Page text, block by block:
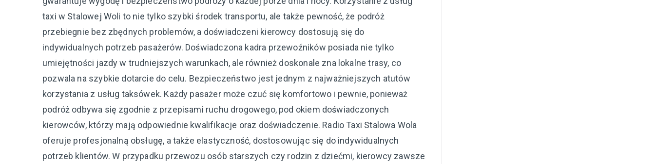
taxi w Stalowej Woli to nie tylko szybki środek transportu, ale także pewność, że podróż
przebiegnie bez zbędnych problemów, a doświadczeni kierowcy dostosują się do
indywidualnych potrzeb pasażerów. Doświadczona kadra przewoźników posiada nie tylko
umiejętności jazdy w trudniejszych warunkach, ale również doskonale zna lokalne trasy, co
pozwala na szybkie dotarcie do celu. Bezpieczeństwo jest jednym z najważniejszych atutów
korzystania z usług taksówek. Każdy pasażer może czuć się komfortowo i pewnie, ponieważ
podróż odbywa się zgodnie z przepisami ruchu drogowego, pod okiem doświadczonych
kierowców, którzy mają odpowiednie kwalifikacje oraz doświadczenie. Radio Taxi Stalowa Wola
oferuje profesjonalną obsługę, a także elastyczność, dostosowując się do indywidualnych
potrzeb klientów. W przypadku przewozu osób starszych czy rodzin z dziećmi, kierowcy zawsze